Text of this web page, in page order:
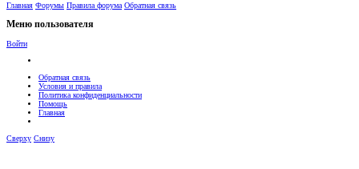
Главная Форумы Правила форума Обратная связь
Меню пользователя
Войти
Обратная связь
Условия и правила
Политика конфиденциальности
Помощь
Главная
Сверху Снизу